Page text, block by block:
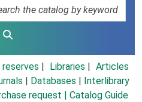
reserves Libraries
Articles
Databases
Interlibrary
request | Catalog Guide